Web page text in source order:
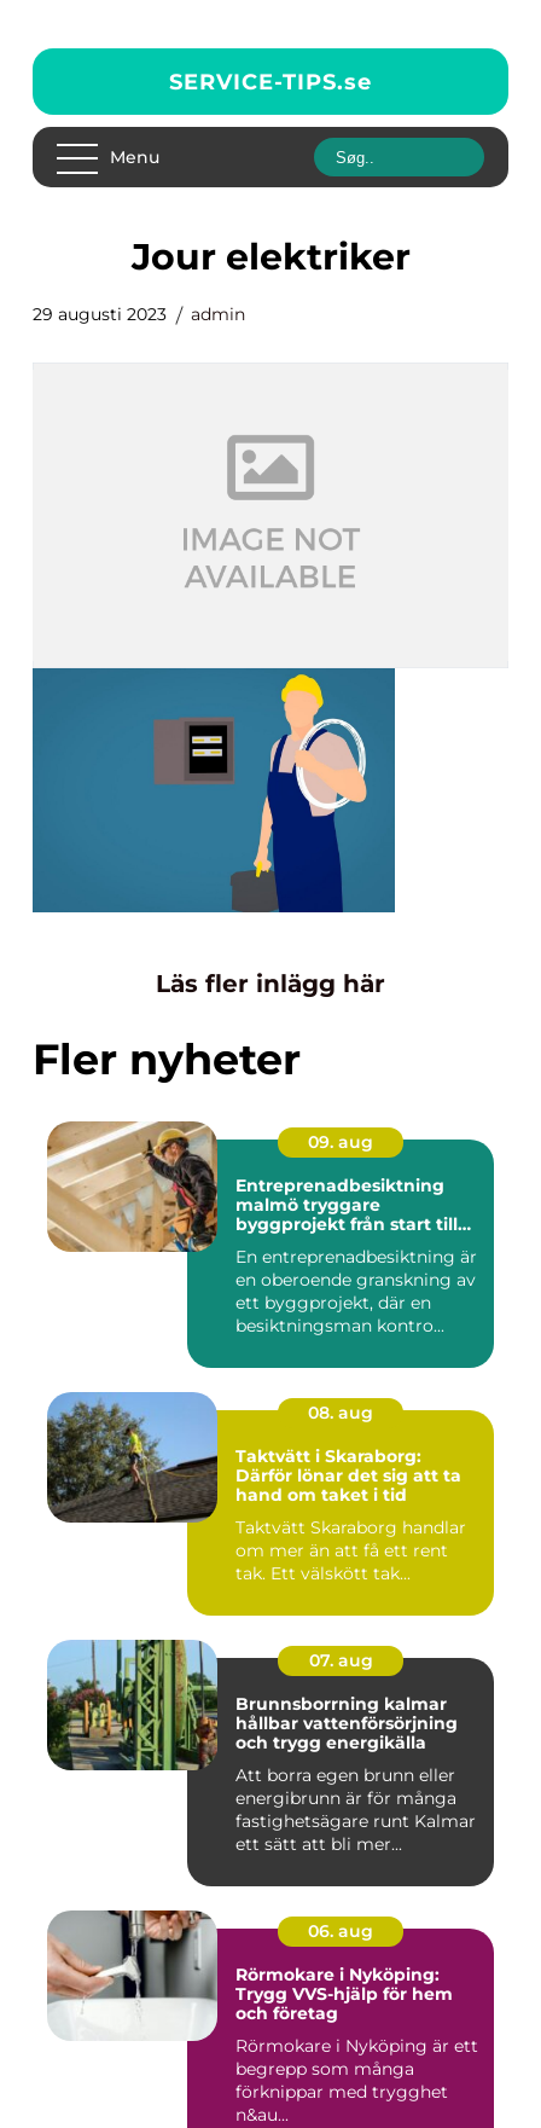
SERVICE-TIPS.se
Menu
jour elektriker
29 augusti 2023 admin
Läs fler inlägg här
Fler nyheter
09. aug
Entreprenadbesiktning
malmö tryggare
byggprojekt från start till
En entreprenadbesiktning är
en oberoende granskning av
ett byggprojekt, där en
besiktningsman kontro...
08. aug
Taktvätt i Skaraborg:
Därför lönar det sig att ta
hand om taket i tid
Taktvätt Skaraborg handlar
om mer än att få ett rent
tak. Ett välskött tak...
07. aug
Brunnsborrning kalmar
hållbar vattenförsörjning
och trygg energikälla
Att borra egen brunn eller
energibrunn är för många
fastighetsägare runt Kalmar
ett sätt att bli mer...
06. aug
Rörmokare i Nyköping:
Trygg VVS-hjälp för hem
och företag
Rörmokare i Nyköping är ett
begrepp som många
förknippar med trygghet
n&au...